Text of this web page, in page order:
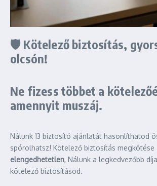
🛡️ Kötelező biztosítás,
olcsón!
Ne fizess többet a
amennyit muszáj.
Nálunk 13 biztosító ajánlatát hasonlíthatod
spórolhatsz! Kötelező biztosítás
elengedhetetlen, Nálunk a legkedvezőbb
kötelező biztosításod.